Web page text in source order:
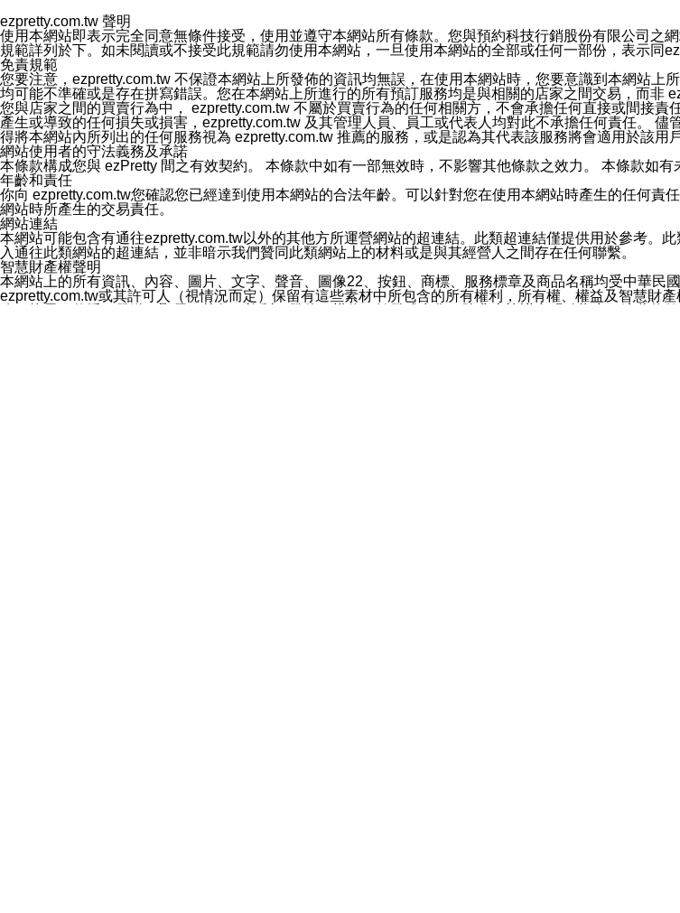
您同意本公司網站，透過您所提供的郵件地址與您取得聯絡並傳送或宣傳本網站各項服務之資料或電子
停止接收這些資料或電子郵件。
十五、訊息通知
本公司/本服務將以通知型訊息傳送重要訊息給您。即使未加入本公司/本服務好友，您仍可接收到通知型
本公司/本服務傳送之通知型訊息以對您有效且重要的訊息為限，以廣告或其他目的的訊息皆不會被傳
1.LINE 帳號設定的電話號碼與本公司/本服務所傳來的電話號碼比對相符。
2.該 LINE 帳號已在 LINE APP 設定中，同意接收通知型訊息。
3.LINE 帳號未封鎖傳送訊息之 LINE 官方帳號。
欲變更通知型訊息的設定，操作如下：
1.點選「主頁」＞「設定」
2.點選「隱私設定」
3.點選「提供使用資料」
4.點選「LINE通知型訊息」
5.開關「接收LINE通知型訊息」
❗️關閉「接收通知型訊息」後，將不會接收到來自任何企業官方帳號或認證官方帳號的通知型訊息。
ezpretty.com.tw 聲明
使用本網站即表示完全同意無條件接受，使用並遵守本網站所有條款。您與預約科技行銷股份有限公司之
規範詳列於下。如未閱讀或不接受此規範請勿使用本網站，一旦使用本網站的全部或任何一部份，表示同
免責規範
您要注意，ezpretty.com.tw 不保證本網站上所發佈的資訊均無誤，在使用本網站時，您要意識到本網站上
均可能不準確或是存在拼寫錯誤。您在本網站上所進行的所有預訂服務均是與相關的店家之間交易，而非
您與店家之間的買賣行為中， ezpretty.com.tw 不屬於買賣行為的任何相關方，不會承擔任何直接或間接
產生或導致的任何損失或損害，ezpretty.com.tw 及其管理人員、員工或代表人均對此不承擔任何責任。
得將本網站內所列出的任何服務視為 ezpretty.com.tw 推薦的服務，或是認為其代表該服務將會適用於該用
網站使用者的守法義務及承諾
本條款構成您與 ezPretty 間之有效契約。 本條款中如有一部無效時，不影響其他條款之效力。 本條款如
年齡和責任
你向 ezpretty.com.tw您確認您已經達到使用本網站的合法年齡。可以針對您在使用本網站時產生的任何
網站時所產生的交易責任。
網站連結
本網站可能包含有通往ezpretty.com.tw以外的其他方所運營網站的超連結。此類超連結僅提供用於參考。
入通往此類網站的超連結，並非暗示我們贊同此類網站上的材料或是與其經營人之間存在任何聯繫。
智慧財產權聲明
本網站上的所有資訊、內容、圖片、文字、聲音、圖像22、按鈕、商標、服務標章及商品名稱均受中華民
ezpretty.com.tw或其許可人（視情況而定）保留有這些素材中所包含的所有權利，所有權、權益及智慧財